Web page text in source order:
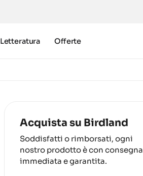
Letteratura Offerte
Acquista su Birdland
Soddisfatti o rimborsati, ogni
nostro prodotto è con consegna
immediata e garantita.